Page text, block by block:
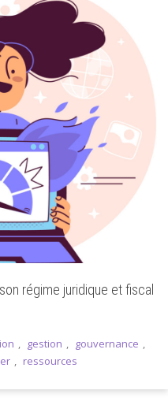
régime juridique et fiscal
, gestion , gouvernance ,
, ressources